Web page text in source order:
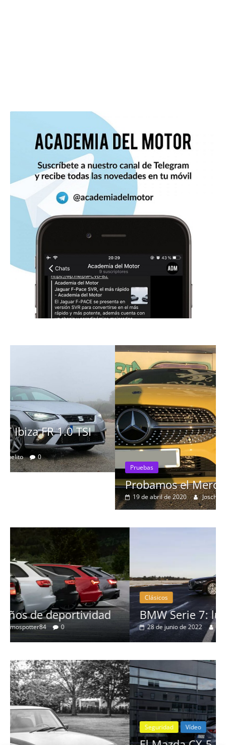
Pruebas
Probamos el Mercedes-Benz A200d
Joschelito 0
Clásicos
BMW Serie 7: lujo desde 1977
28 de junio de 2022 mospotter84 0
Seguridad Vídeo